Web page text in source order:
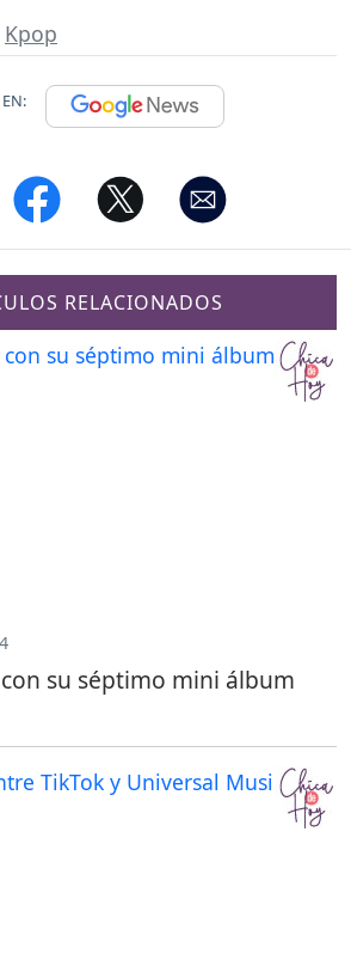
Kpop
RELACIONADOS
su séptimo mini álbum